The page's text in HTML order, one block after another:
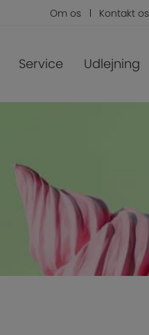
Om os Kontakt os
Service Udlejning